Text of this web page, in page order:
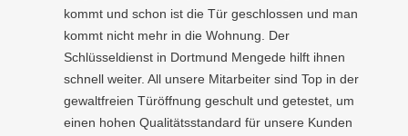
kommt und schon ist die Tür geschlossen und man
kommt nicht mehr in die Wohnung. Der
Schlüsseldienst in Dortmund Mengede hilft ihnen
schnell weiter. All unsere Mitarbeiter sind Top in der
gewaltfreien Türöffnung geschult und getestet, um
einen hohen Qualitätsstandard für unsere Kunden